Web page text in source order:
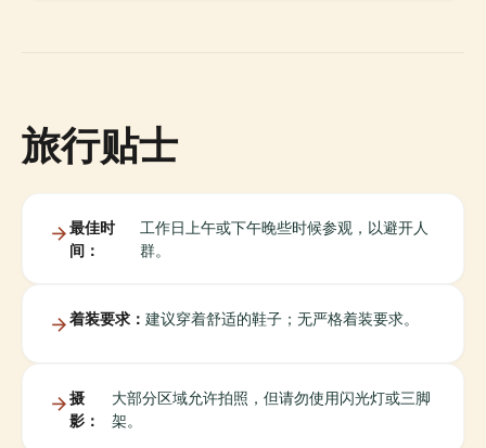
旅行贴士
最佳时
间：
工作日上午或下午晚些时候参观，以避开人
群。
着装要求： 建议穿着舒适的鞋子；无严格着装要求。
摄
影：
大部分区域允许拍照，但请勿使用闪光灯或三脚
架。